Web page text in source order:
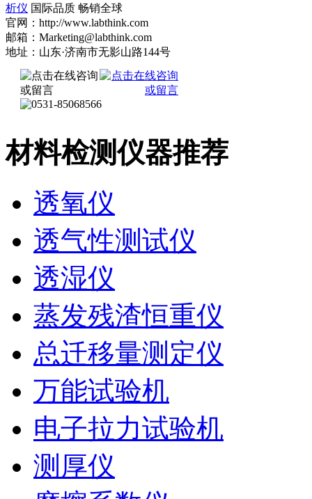
析仪 国际品质 畅销全球
官网：http://www.labthink.com
邮箱：Marketing@labthink.com
地址：山东·济南市无影山路144号
材料检测仪器推荐
透氧仪
透气性测试仪
透湿仪
蒸发残渣恒重仪
总迁移量测定仪
万能试验机
电子拉力试验机
测厚仪